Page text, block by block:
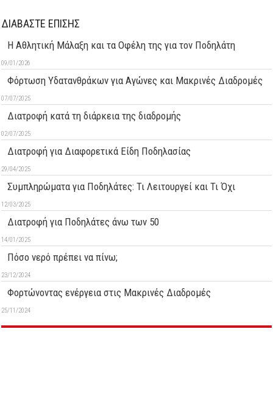
ΔΙΑΒΑΣΤΕ ΕΠΙΣΗΣ
Η Αθλητική Μάλαξη και τα Οφέλη της για τον Ποδηλάτη
09/01/2026
Φόρτωση Υδατανθράκων για Αγώνες και Μακρινές Διαδρομές
07/07/2025
Διατροφή κατά τη διάρκεια της διαδρομής
02/07/2025
Διατροφή για Διαφορετικά Είδη Ποδηλασίας
29/04/2025
Συμπληρώματα για Ποδηλάτες: Τι Λειτουργεί και Τι Όχι
12/03/2025
Διατροφή για Ποδηλάτες άνω των 50
14/01/2025
Πόσο νερό πρέπει να πίνω;
23/12/2024
Φορτώνοντας ενέργεια στις Μακρινές Διαδρομές
25/11/2024